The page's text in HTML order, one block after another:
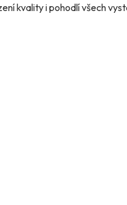
kvality i pohodlí všech